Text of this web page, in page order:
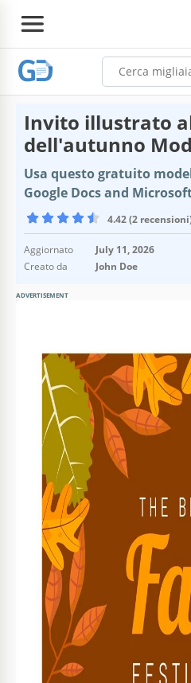
Invito illustrato
dell'autunno
Usa questo gratuito
Google Docs and
4.42 (2
Aggiornato
July 11, 2026
Creato da
John Doe
ADVERTISEMENT